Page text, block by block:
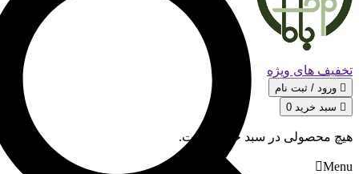
تخفیف های ویژه
سبد خرید 0
هیچ محصولی در سبد خرید نیست.
Menu